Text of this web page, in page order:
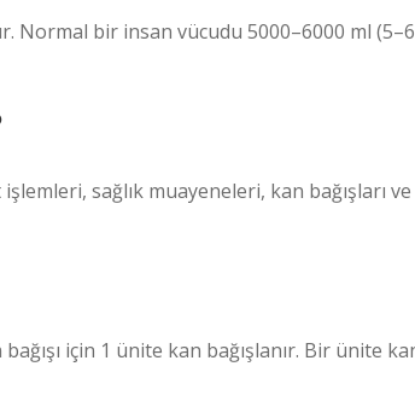
bir insan vücudu 5000–6000 ml (5–6
sağlık muayeneleri, kan bağışları ve
için 1 ünite kan bağışlanır. Bir ünite